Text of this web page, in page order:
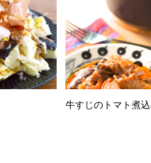
牛すじのトマト煮